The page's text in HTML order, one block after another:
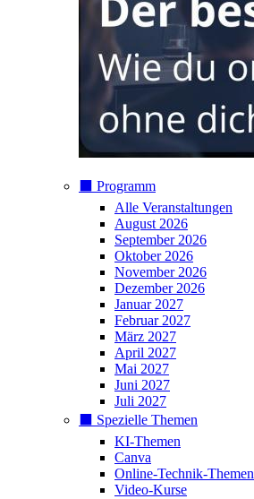
⬛️ Programm
Alle Veranstaltungen
August 2026
September 2026
Oktober 2026
November 2026
Dezember 2026
Januar 2027
Februar 2027
März 2027
April 2027
Mai 2027
Juni 2027
Juli 2027
⬛️ Spezielle Themen
KI-Themen
Canva
Online-Technik-Themen
Video-Kurse